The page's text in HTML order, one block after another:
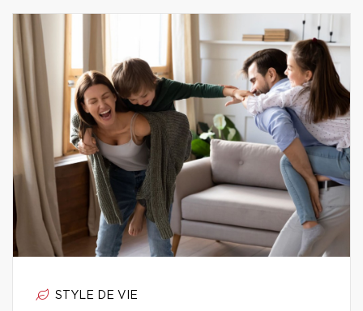
STYLE DE VIE